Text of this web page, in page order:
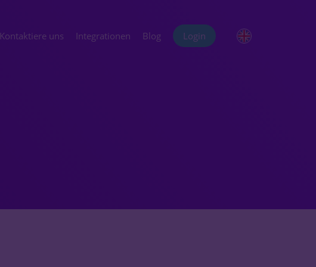
Kontaktiere uns Integrationen Blog Login